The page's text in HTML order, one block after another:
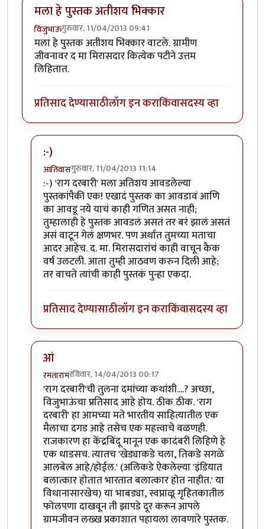
मला हे पुस्तक अतीशय भिक्कार
विजुभाऊगुरुवार, 11/04/2013 09:41
मला हे पुस्तक अतीशय भिक्कार वाटले. ग्रामीण
जीवनावर द मा मिरासदार कित्येक पटीने उत्तम
लिहितात.
प्रतिसाद देण्यासाठीलॉग इन कराकिंवासदस्य व्हा
:-)
आतिवासगुरुवार, 11/04/2013 11:14
In reply toमला हे पुस्तक अतीशय भिक्कार
:-) 'राग दरबारी' मला अतिशय आवडलेल्या
पुस्तकांपैकी एक! एखादं पुस्तक का आवडावं आणि
का आवडू नये याचं काही गणित असत नाही;
तुम्हालाही हे पुस्तक आवडलं असतं तर बरं झालं असतं
असं वाटून गेलं क्षणभर. पण अर्थात तुमच्या मताचा
आदर आहेच. द. मा. मिरासदारांचं काही वाचून कैक
वर्ष उलटली. आता तुम्ही आठवण करुन दिली आहे;
तर वाचते त्यांची काही पुस्तकं पुन्हा एकदा.
प्रतिसाद देण्यासाठीलॉग इन कराकिंवासदस्य व्हा
आं
रमतारामरविवार, 14/04/2013 00:17
In reply toमला हे पुस्तक अतीशय भिक्कारby
'राग दरबारी'ची तुलना दमांच्या कथांशी....? अच्छा,
विजुभाऊंचा प्रतिसाद आहे होय. ठीक ठीक. 'राग
दरबारी' हा आमच्या मते भारतीय साहित्यातील एक
मैलाचा दगड आहे तसेच एक महत्त्वाचे वळणही.
राजकारण हा केंद्रबिंदू मानून एक कादंबरी लिहिणे हे
एक धाडसच. त्यातच 'खेड्याकडे चला, तिकडे सगळे
आलबेल आहे/होईल.' (अलिकडे ऐकलेल्या 'इंडियात
बलात्कार होतात भारतात बलात्कार होत नाहीत.' या
विधानासारखेच) या भाबड्या, स्वप्नाळू गृहितकातील
फोलपणा दाखवून ती झापडे दूर करून आपले
ग्रामजीवन लख्ख प्रकाशात पहायला लावणारे पुस्तक.